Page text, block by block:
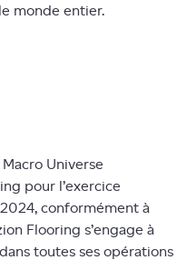
monde entier.
Universe
pour l’exercice
conformément à
Flooring s’engage à
toutes ses opérations